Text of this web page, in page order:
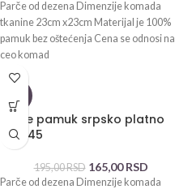
Parče od dezena Dimenzije komada
tkanine 23cm x23cm Materijal je 100%
pamuk bez oštećenja Cena se odnosi na
ceo komad
Parče pamuk srpsko platno
40×145
195,00RSD 165,00RSD
Parče od dezena Dimenzije komada